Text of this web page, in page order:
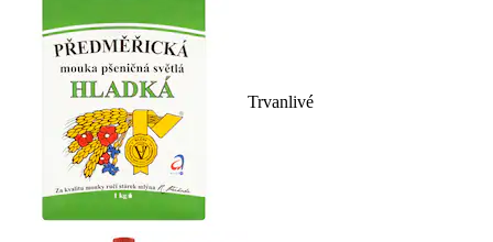
Trvanlivé